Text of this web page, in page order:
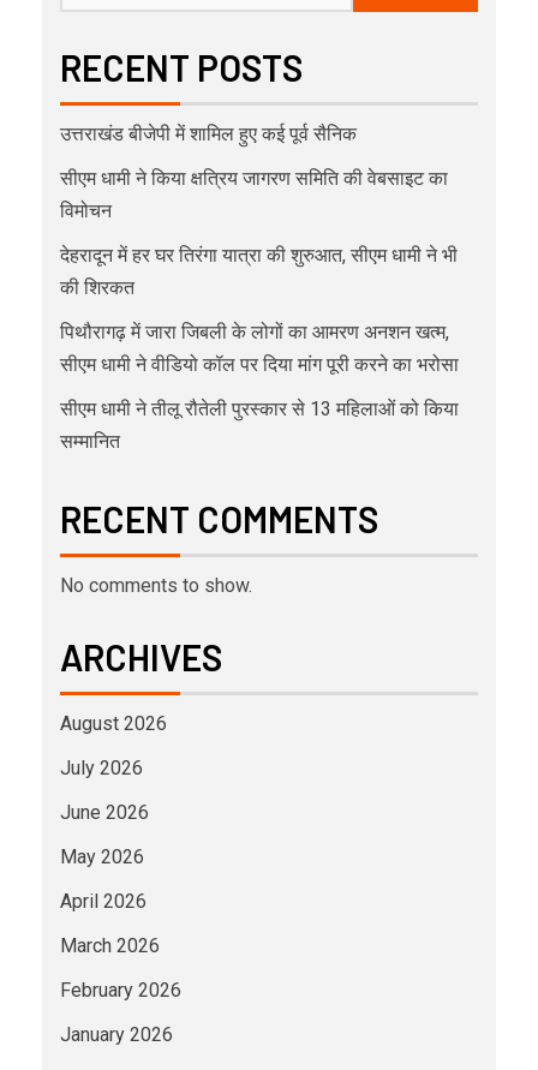
RECENT POSTS
उत्तराखंड बीजेपी में शामिल हुए कई पूर्व सैनिक
सीएम धामी ने किया क्षत्रिय जागरण समिति की वेबसाइट का
विमोचन
देहरादून में हर घर तिरंगा यात्रा की शुरुआत, सीएम धामी ने भी
की शिरकत
पिथौरागढ़ में जारा जिबली के लोगों का आमरण अनशन खत्म,
सीएम धामी ने वीडियो कॉल पर दिया मांग पूरी करने का भरोसा
सीएम धामी ने तीलू रौतेली पुरस्कार से 13 महिलाओं को किया
सम्मानित
RECENT COMMENTS
No comments to show.
ARCHIVES
August 2026
July 2026
June 2026
May 2026
April 2026
March 2026
February 2026
January 2026